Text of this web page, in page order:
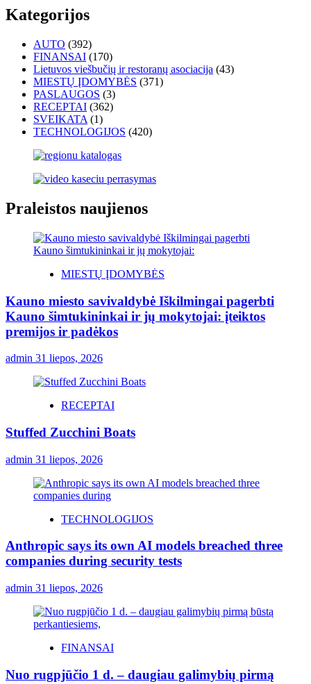
Kategorijos
AUTO (392)
FINANSAI (170)
Lietuvos viešbučių ir restoranų asociacija (43)
MIESTŲ ĮDOMYBĖS (371)
PASLAUGOS (3)
RECEPTAI (362)
SVEIKATA (1)
TECHNOLOGIJOS (420)
Praleistos naujienos
MIESTŲ ĮDOMYBĖS
Kauno miesto savivaldybė Iškilmingai pagerbti
Kauno šimtukininkai ir jų mokytojai: įteiktos
premijos ir padėkos
admin 31 liepos, 2026
RECEPTAI
Stuffed Zucchini Boats
admin 31 liepos, 2026
TECHNOLOGIJOS
Anthropic says its own AI models breached three
companies during security tests
admin 31 liepos, 2026
FINANSAI
Nuo rugpjūčio 1 d. – daugiau galimybių pirmą